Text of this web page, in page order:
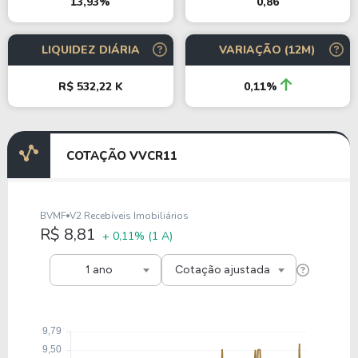
LIQUIDEZ DIÁRIA
R$ 532,22 K
VARIAÇÃO (12M)
0,11%
COTAÇÃO VVCR11
1 ano
BVMF V2 Recebíveis Imobiliários
R$ 8,81 + 0,11% (1 A)
Cotação ajustada